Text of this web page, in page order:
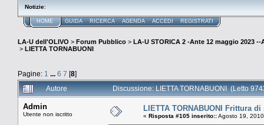
Notizie:
HOME GUIDA RICERCA AGENDA ACCEDI REGISTRATI
LA-U dell'OLIVO > Forum Pubblico > LA-U STORICA 2 -Ante 12 maggio 2023 --
> LIETTA TORNABUONI
Pagine: 1 ... 6 7 [8]
Autore
Discussione: LIETTA TORNABUONI (Letto
Admin
Utente non iscritto
LIETTA TORNABUONI Frittura di
« Risposta #105 inserito::Agosto 19,